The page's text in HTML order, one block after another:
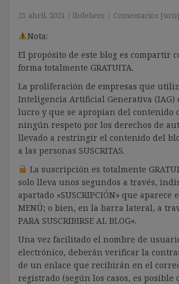
21 abril, 2021 ibdehere Comentarios
Nota:
El propósito de este blog es compartir
forma totalmente GRATUITA.
La proliferación de empresas que
Inteligencia Artificial Generativa (IAG)
lucro y que se apropian del contenido
ningún respeto por los derechos de
llevado a restringir el contenido del
a las personas SUSCRITAS.
La suscripción es totalmente
solo lleva unos segundos a través,
apartado «SUSCRIPCIÓN» que aparece
MENÚ; o bien, en la barra lateral, a
PARA SUSCRIBIRSE AL BLOG».
Una vez facilitado el nombre de
electrónico, deberán verificar la
de un enlace que recibirán en el
registrado (según los casos, es posible